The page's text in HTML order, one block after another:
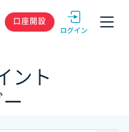
GMOクリック
口座開設
ント